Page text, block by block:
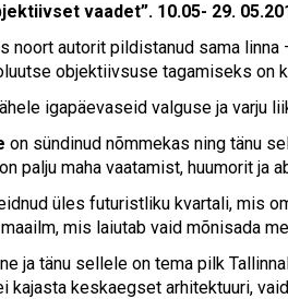
vaadet”. 10.05- 29.
noort autorit pildistanud sama
objektiivsuse tagamiseks
igapäevaseid valguse ja varju
on sündinud nõmmekas ning tänu
palju maha vaatamist, huumorit ja
üles futuristliku kvartali, mis
mis laiutab vaid mõnisada
ja tänu sellele on tema pilk
kajasta keskaegset arhitektuuri,